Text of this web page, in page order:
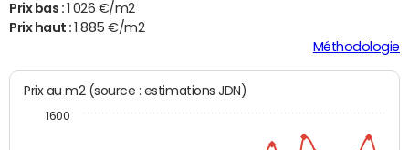
Prix bas : 1 026 €/m2
Prix haut :1 885 €/m2
Méthodologie
Prix au m2 (source : estimations JDN)
1600